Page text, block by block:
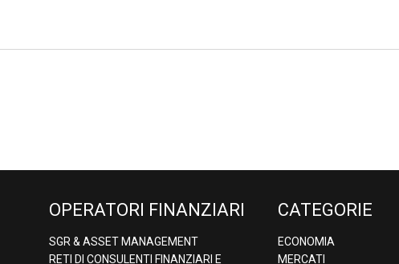
OPERATORI FINANZIARI
SGR & ASSET MANAGEMENT
RETI DI CONSULENTI FINANZIARI E
CATEGORIE
ECONOMIA
MERCATI